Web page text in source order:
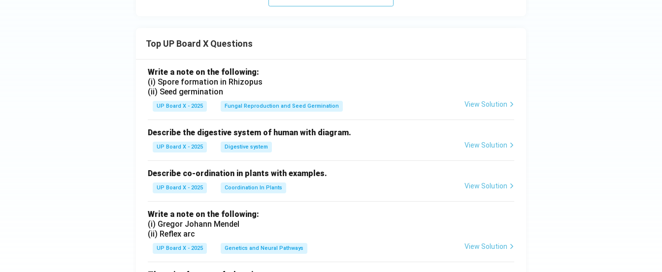
Top UP Board X Questions
Write a note on the following:
(i) Spore formation in Rhizopus
(ii) Seed germination
UP Board X - 2025 Fungal Reproduction and Seed Germination View Solution
Describe the digestive system of human with diagram.
UP Board X - 2025 Digestive system View Solution
Describe co-ordination in plants with examples.
UP Board X - 2025 Coordination In Plants View Solution
Write a note on the following:
(i) Gregor Johann Mendel
(ii) Reflex arc
UP Board X - 2025 Genetics and Neural Pathways View Solution